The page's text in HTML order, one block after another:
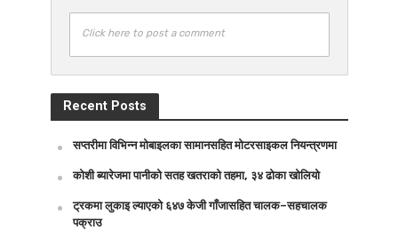
Click here to post a comment
Recent Posts
सप्तरीमा विभिन्न मोबाइलका सामानसहित मोटरसाइकल नियन्त्रणमा
कोशी ब्यारेजमा पानीको सतह खतराको तहमा, ३४ ढोका खोलियो
ट्रकमा लुकाइ ल्याएको ६४७ केजी गाँजासहित चालक–सहचालक
पक्राउ